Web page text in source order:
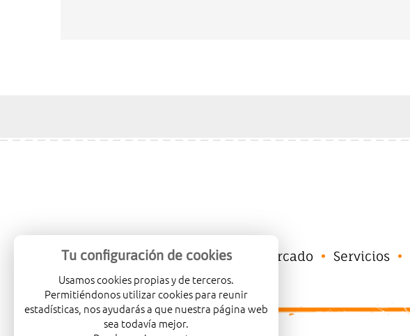
Mercalicante Empresas Mercado Servicios
Tu configuración de cookies
Usamos cookies propias y de terceros.
Permitiéndonos utilizar cookies para reunir
estadísticas, nos ayudarás a que nuestra página web
sea todavía mejor.